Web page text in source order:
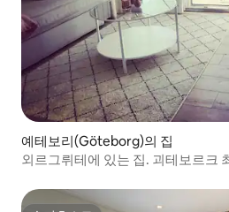
예테보리(Göteborg)의 집
외르그뤼테에 있는 집. 괴테보르크